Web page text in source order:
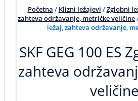
Početna / Klizni ležajevi /Zglobni
zahteva održavanje, metričke veličine
ležaj, zahteva održavanje,
SKF GEG 100 ES
zahteva
veličine